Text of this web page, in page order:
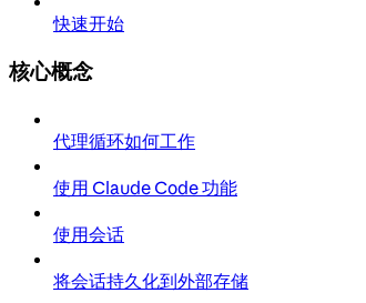
快速开始
核心概念
代理循环如何工作
使用 Claude Code 功能
使用会话
将会话持久化到外部存储